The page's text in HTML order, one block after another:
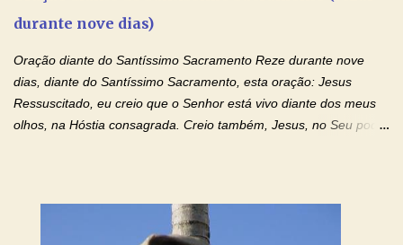
quarta feira, vamos orar pelas pessoas que sofrem com as
IMACULADO CORAÇÃO DE MAR...
durante nove dias)
Oração diante do Santíssimo Sacramento Reze durante nove
dias, diante do Santíssimo Sacramento, esta oração: Jesus
Ressuscitado, eu creio que o Senhor está vivo diante dos meus
olhos, na Hóstia consagrada. Creio também, Jesus, no Seu poder
creio, Jesus, e clamo que este Sangue seja agora derramado
sobre mim e sobre todos os meus familiares. Eu peço, Senhor